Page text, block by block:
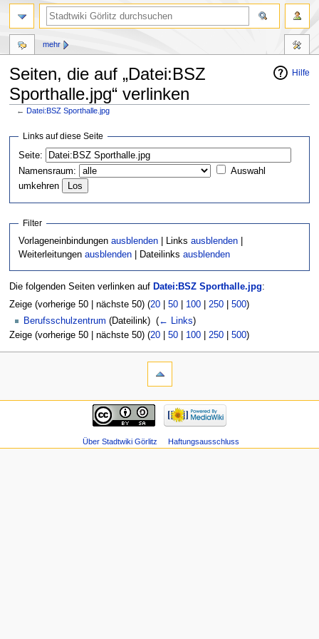
Hilfe
Seiten, die auf „Datei:BSZ
Sporthalle.jpg“ verlinken
← Datei:BSZ Sporthalle.jpg
springen
springen
Links auf diese Seite
Seite:
Namensraum:
Auswahl
umkehren
Filter
Vorlageneinbindungenausblenden | Linksausblenden
Weiterleitungenausblenden | Dateilinksausblenden
Die folgenden Seiten verlinken auf Datei:BSZ Sporthalle.jpg:
Zeige (vorherige 50 | nächste 50) (20| 50| 100| 250| 500)
Berufsschulzentrum (Dateilink) ‎ (← Links)
Zeige (vorherige 50 | nächste 50) (20| 50| 100| 250| 500)
mehr
Über Stadtwiki Görlitz Haftungsausschluss